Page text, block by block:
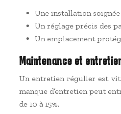
Une installation
Un réglage précis des
Un emplacement
Maintenance et
Un entretien régulier est
manque d’entretien peut
de 10 à 15%.